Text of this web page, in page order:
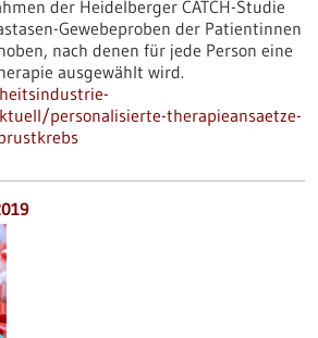
der Heidelberger CATCH-Studie
Gewebeproben der Patientinnen
nach denen für jede Person eine
ausgewählt wird.
personalisierte-therapieansaetze-